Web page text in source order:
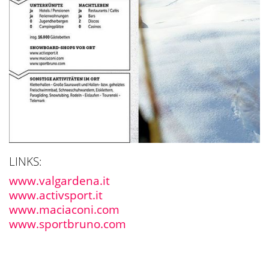
LINKS:
www.valgardena.it
www.activsport.it
www.maciaconi.com
www.sportbruno.com